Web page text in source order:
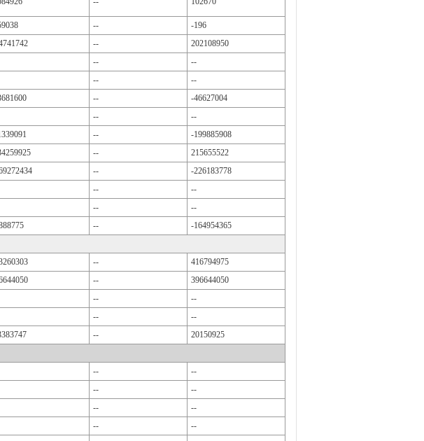
--
-196
--
202108950
--
--
--
--
--
-46627004
--
--
--
-199885908
--
215655522
--
-226183778
--
--
--
--
--
-164954365
--
416794975
--
396644050
--
--
--
--
--
20150925
--
--
--
--
--
--
--
--